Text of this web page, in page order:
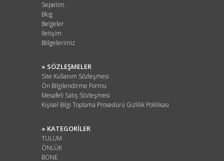
Sepetim
Blog
Belgeler
İletişim
Bölgelerimiz
» SÖZLEŞMELER
Site Kullanım Sözleşmesi
Ön Bilgilendirme Formu
Mesafeli Satış Sözleşmesi
Kişisel Bilgi Toplama Prosedürü Gizlilik Politikası
» KATEGORİLER
TULUM
ÖNLÜK
BONE